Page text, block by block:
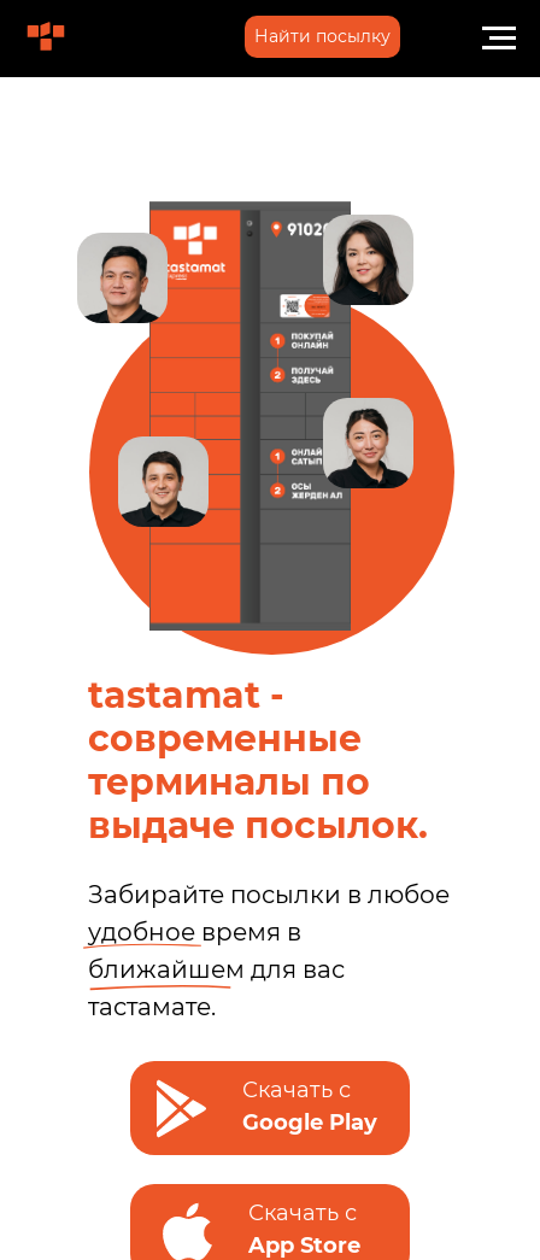
Найти посылку
tastamat -
современные
терминалы по
выдаче посылок.
Скачать с
Google Play
Скачать с
App Store
Забирайте посылки в любое
удобное время в
ближайшем для вас
тастамате.